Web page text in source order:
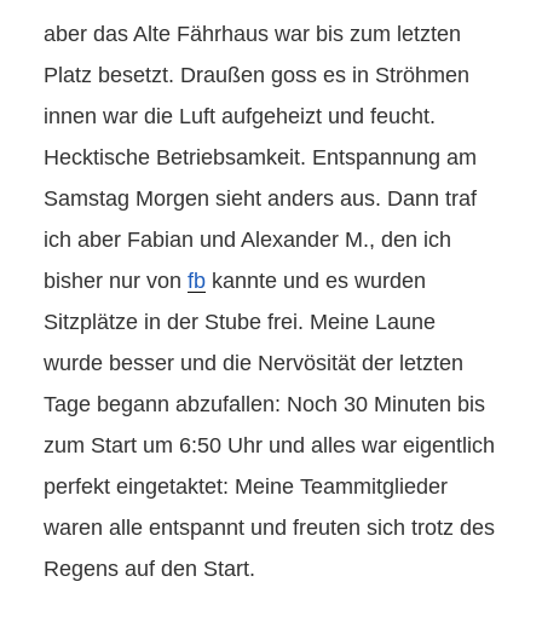
aber das Alte Fährhaus war bis zum letzten
Platz besetzt. Draußen goss es in Ströhmen
innen war die Luft aufgeheizt und feucht.
Hecktische Betriebsamkeit. Entspannung am
Samstag Morgen sieht anders aus. Dann traf
ich aber Fabian und Alexander M., den ich
bisher nur von fb kannte und es wurden
Sitzplätze in der Stube frei. Meine Laune
wurde besser und die Nervösität der letzten
Tage begann abzufallen: Noch 30 Minuten bis
zum Start um 6:50 Uhr und alles war eigentlich
perfekt eingetaktet: Meine Teammitglieder
waren alle entspannt und freuten sich trotz des
Regens auf den Start.